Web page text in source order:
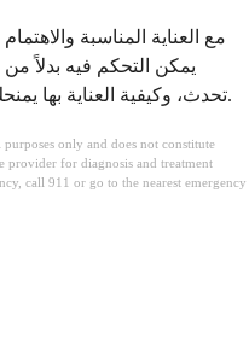
مع العناية المناسبة
يمكن التحكم فيه بدلاً
تحدث، وكيفية العناية بها يمنحك القوة للتعامل معها بثقة كلما ظهرت.
only and does not constitute
provider for diagnosis and treatment
call 911 or go to the nearest emergency